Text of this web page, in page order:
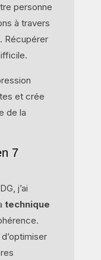
personne
à travers
Récupérer
et crée
de la
7
j’ai
technique